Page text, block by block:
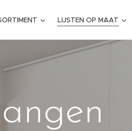
LIJSTEN OP MAAT